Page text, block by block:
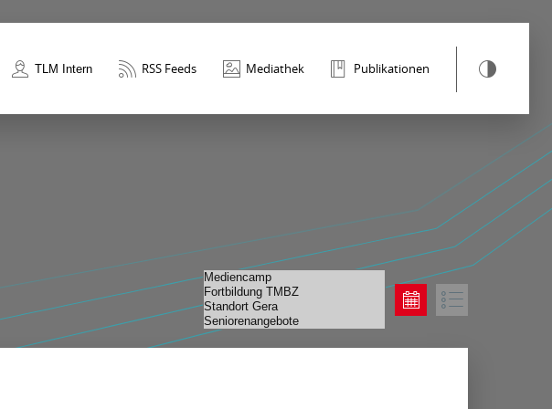
TLM Intern RSS Feeds Mediathek Publikationen